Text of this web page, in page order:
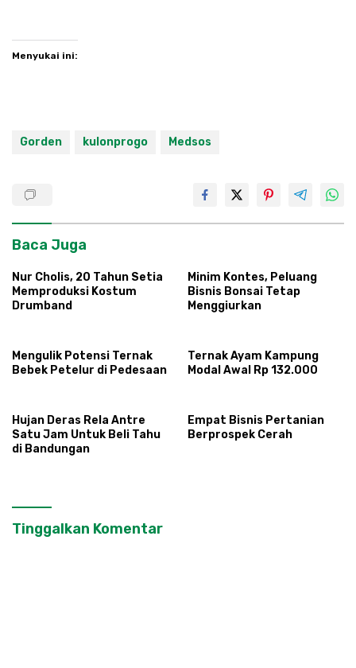
Menyukai ini:
Gorden kulonprogo Medsos
Baca Juga
Nur Cholis, 20 Tahun Setia
Memproduksi Kostum
Drumband
Minim Kontes, Peluang
Bisnis Bonsai Tetap
Menggiurkan
Mengulik Potensi Ternak
Bebek Petelur di Pedesaan
Ternak Ayam Kampung
Modal Awal Rp 132.000
Hujan Deras Rela Antre
Satu Jam Untuk Beli Tahu
di Bandungan
Empat Bisnis Pertanian
Berprospek Cerah
Tinggalkan Komentar